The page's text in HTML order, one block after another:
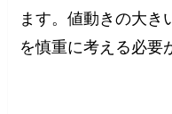
ます。値動きの大き
を慎重に考える必要